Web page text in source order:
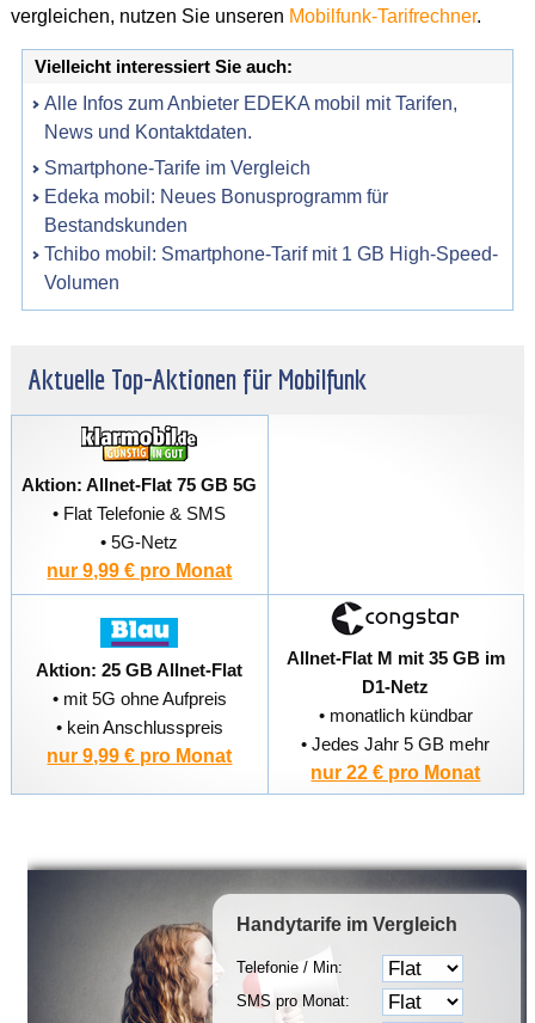
vergleichen, nutzen Sie unseren Mobilfunk-Tarifrechner.
Vielleicht interessiert Sie auch:
Alle Infos zum Anbieter EDEKA mobil mit Tarifen,
News und Kontaktdaten.
Smartphone-Tarife im Vergleich
Edeka mobil: Neues Bonusprogramm für
Bestandskunden
Tchibo mobil: Smartphone-Tarif mit 1 GB High-Speed-
Volumen
Aktuelle Top-Aktionen für Mobilfunk
Aktion: Allnet-Flat 75 GB 5G
• Flat Telefonie & SMS
• 5G-Netz
nur 9,99 € pro Monat
Aktion: 25 GB Allnet-Flat
• mit 5G ohne Aufpreis
• kein Anschlusspreis
nur 9,99 € pro Monat
Allnet-Flat M mit 35 GB im
D1-Netz
• monatlich kündbar
• Jedes Jahr 5 GB mehr
nur 22 € pro Monat
Handytarife im Vergleich
Telefonie / Min:
SMS pro Monat: